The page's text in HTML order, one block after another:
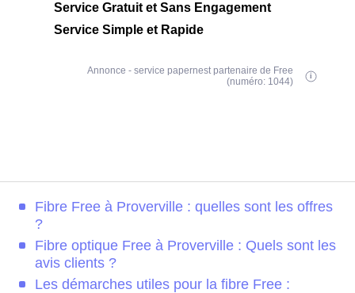
Service Gratuit et Sans Engagement
Service Simple et Rapide
Annonce - service papernest partenaire de Free
(numéro: 1044)
Fibre Free à Proverville : quelles sont les offres
?
Fibre optique Free à Proverville : Quels sont les
avis clients ?
Les démarches utiles pour la fibre Free :